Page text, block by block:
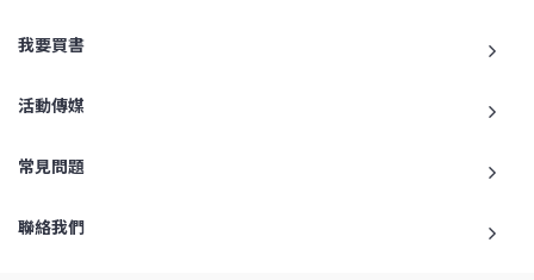
我要買書
活動傳媒
常見問題
聯絡我們